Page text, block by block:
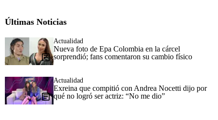
Últimas Noticias
Actualidad
Nueva foto de Epa Colombia en la cárcel
sorprendió; fans comentaron su cambio físico
Actualidad
Exreina que compitió con Andrea Nocetti dijo por
qué no logró ser actriz: “No me dio”